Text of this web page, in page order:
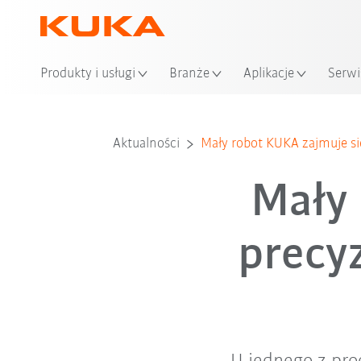
Produkty i usługi Branże Aplikacje
Aktualności Mały robot KUKA zajmuje